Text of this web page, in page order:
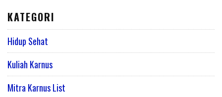
KATEGORI
Hidup Sehat
Kuliah Karnus
Mitra Karnus List